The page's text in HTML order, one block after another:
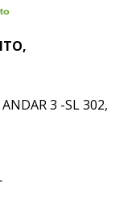
3 -SL 302,